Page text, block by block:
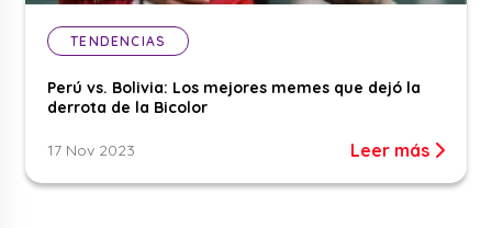
TENDENCIAS
Perú vs. Bolivia: Los mejores memes que dejó la
derrota de la Bicolor
17 Nov 2023 Leer más